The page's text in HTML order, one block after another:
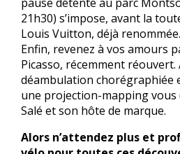
21h30) s’impose, avant la
Louis Vuitton, déjà renommée.
Enfin, revenez à vos amours
Picasso, récemment réouvert.
déambulation chorégraphiée
une projection-mapping vous
Salé et son hôte de marque.
Alors n’attendez plus et